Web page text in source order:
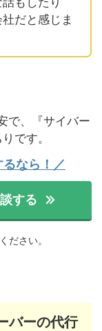
だと感じま
で、『サイバー
です。
なら！／
する
ださい。
バーの代行